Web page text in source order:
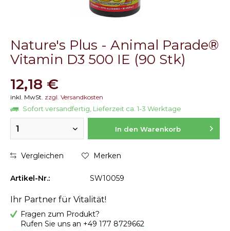
Nature's Plus - Animal Parade®
Vitamin D3 500 IE (90 Stk)
12,18 €
inkl. MwSt. zzgl. Versandkosten
Sofort versandfertig, Lieferzeit ca. 1-3 Werktage
1 In den Warenkorb
Vergleichen Merken
Artikel-Nr.: SW10059
Ihr Partner für Vitalität!
Fragen zum Produkt?
Rufen Sie uns an +49 177 8729662